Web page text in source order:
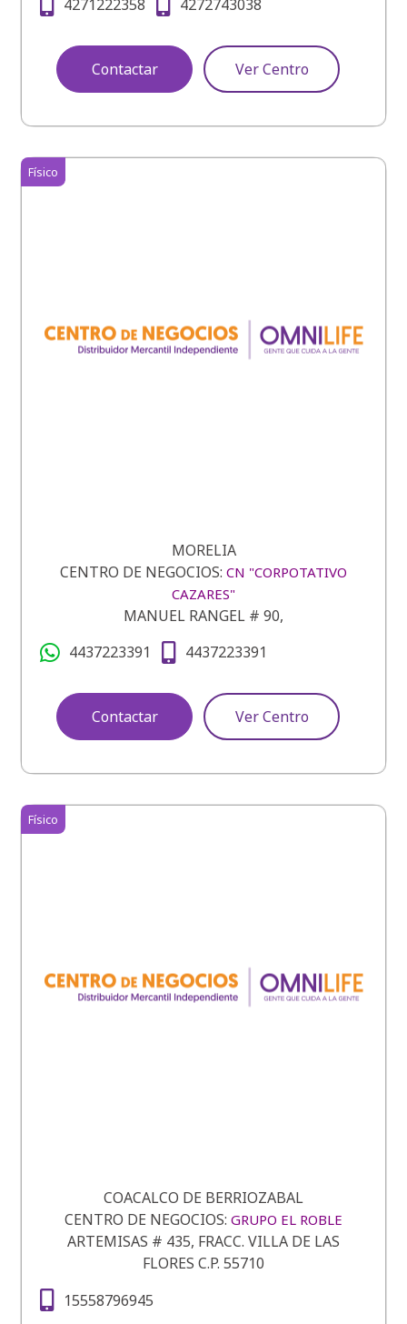
4271222358 4272743038
Contactar Ver Centro
MORELIA
Físico
CENTRO DE NEGOCIOS: CN "CORPOTATIVO
CAZARES"
MANUEL RANGEL # 90,
4437223391
4437223391
Contactar Ver Centro
COACALCO DE BERRIOZABAL
Físico
CENTRO DE NEGOCIOS: GRUPO EL ROBLE
ARTEMISAS # 435, FRACC. VILLA DE LAS
FLORES C.P. 55710
15558796945